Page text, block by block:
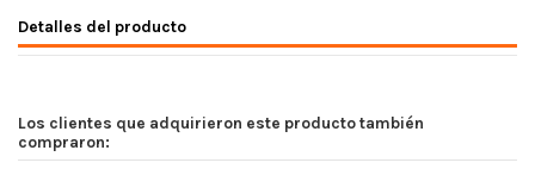
Detalles del producto
Los clientes que adquirieron este producto también
compraron: